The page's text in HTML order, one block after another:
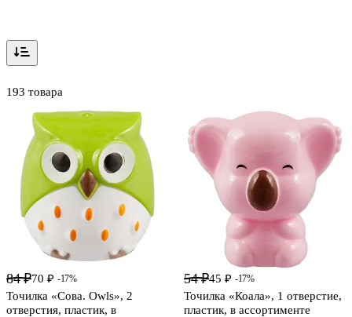
193 товара
84 ₽70 ₽ -17%
Точилка «Сова. Owls», 2
отверстия, пластик, в
54 ₽45 ₽ -17%
Точилка «Коала», 1 отверстие,
пластик, в ассортименте